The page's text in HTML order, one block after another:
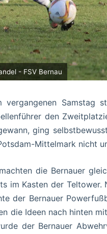
- FSV Bernau
vergangenen Samstag
den
ging
Mittelmark nicht
die Bernauer
im Kasten der
der Bernauer
die Ideen nach hinten
der Bernauer